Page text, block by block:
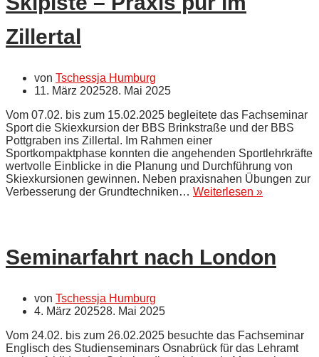
Zillertal
von Tschessja Humburg
11. März 202528. Mai 2025
Vom 07.02. bis zum 15.02.2025 begleitete das Fachseminar
Sport die Skiexkursion der BBS Brinkstraße und der BBS
Pottgraben ins Zillertal. Im Rahmen einer
Sportkompaktphase konnten die angehenden Sportlehrkräfte
wertvolle Einblicke in die Planung und Durchführung von
Skiexkursionen gewinnen. Neben praxisnahen Übungen zur
Verbesserung der Grundtechniken… Weiterlesen »Vom
–
Praxis
Seminarfahrt nach London
von Tschessja Humburg
4. März 202528. Mai 2025
Vom 24.02. bis zum 26.02.2025 besuchte das Fachseminar
Englisch des Studienseminars Osnabrück für das Lehramt